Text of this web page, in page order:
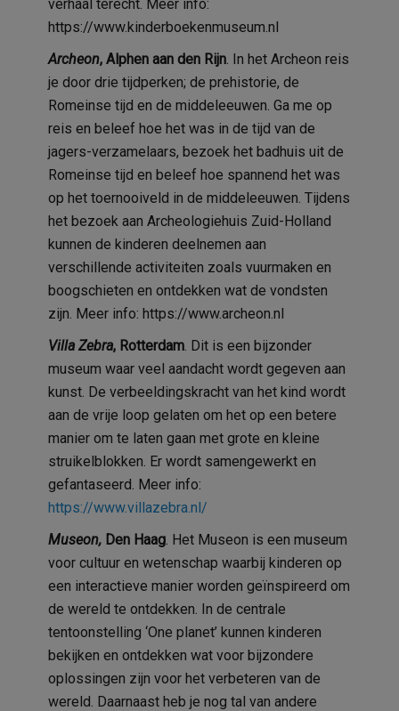
verhaal terecht. Meer info:
https://www.kinderboekenmuseum.nl
Archeon, Alphen aan den Rijn . In het Archeon reis
je door drie tijdperken; de prehistorie, de
Romeinse tijd en de middeleeuwen. Ga me op
reis en beleef hoe het was in de tijd van de
jagers-verzamelaars, bezoek het badhuis uit de
Romeinse tijd en beleef hoe spannend het was
op het toernooiveld in de middeleeuwen. Tijdens
het bezoek aan Archeologiehuis Zuid-Holland
kunnen de kinderen deelnemen aan
verschillende activiteiten zoals vuurmaken en
boogschieten en ontdekken wat de vondsten
zijn. Meer info: https://www.archeon.nl
Villa Zebra, Rotterdam . Dit is een bijzonder
museum waar veel aandacht wordt gegeven aan
kunst. De verbeeldingskracht van het kind wordt
aan de vrije loop gelaten om het op een betere
manier om te laten gaan met grote en kleine
struikelblokken. Er wordt samengewerkt en
gefantaseerd. Meer info:
https://www.villazebra.nl/
Museon, Den Haag . Het Museon is een museum
voor cultuur en wetenschap waarbij kinderen op
een interactieve manier worden geïnspireerd om
de wereld te ontdekken. In de centrale
tentoonstelling ‘One planet’ kunnen kinderen
bekijken en ontdekken wat voor bijzondere
oplossingen zijn voor het verbeteren van de
wereld. Daarnaast heb je nog tal van andere